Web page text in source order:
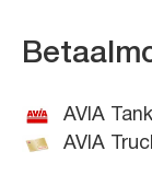
AVIA
AVIA